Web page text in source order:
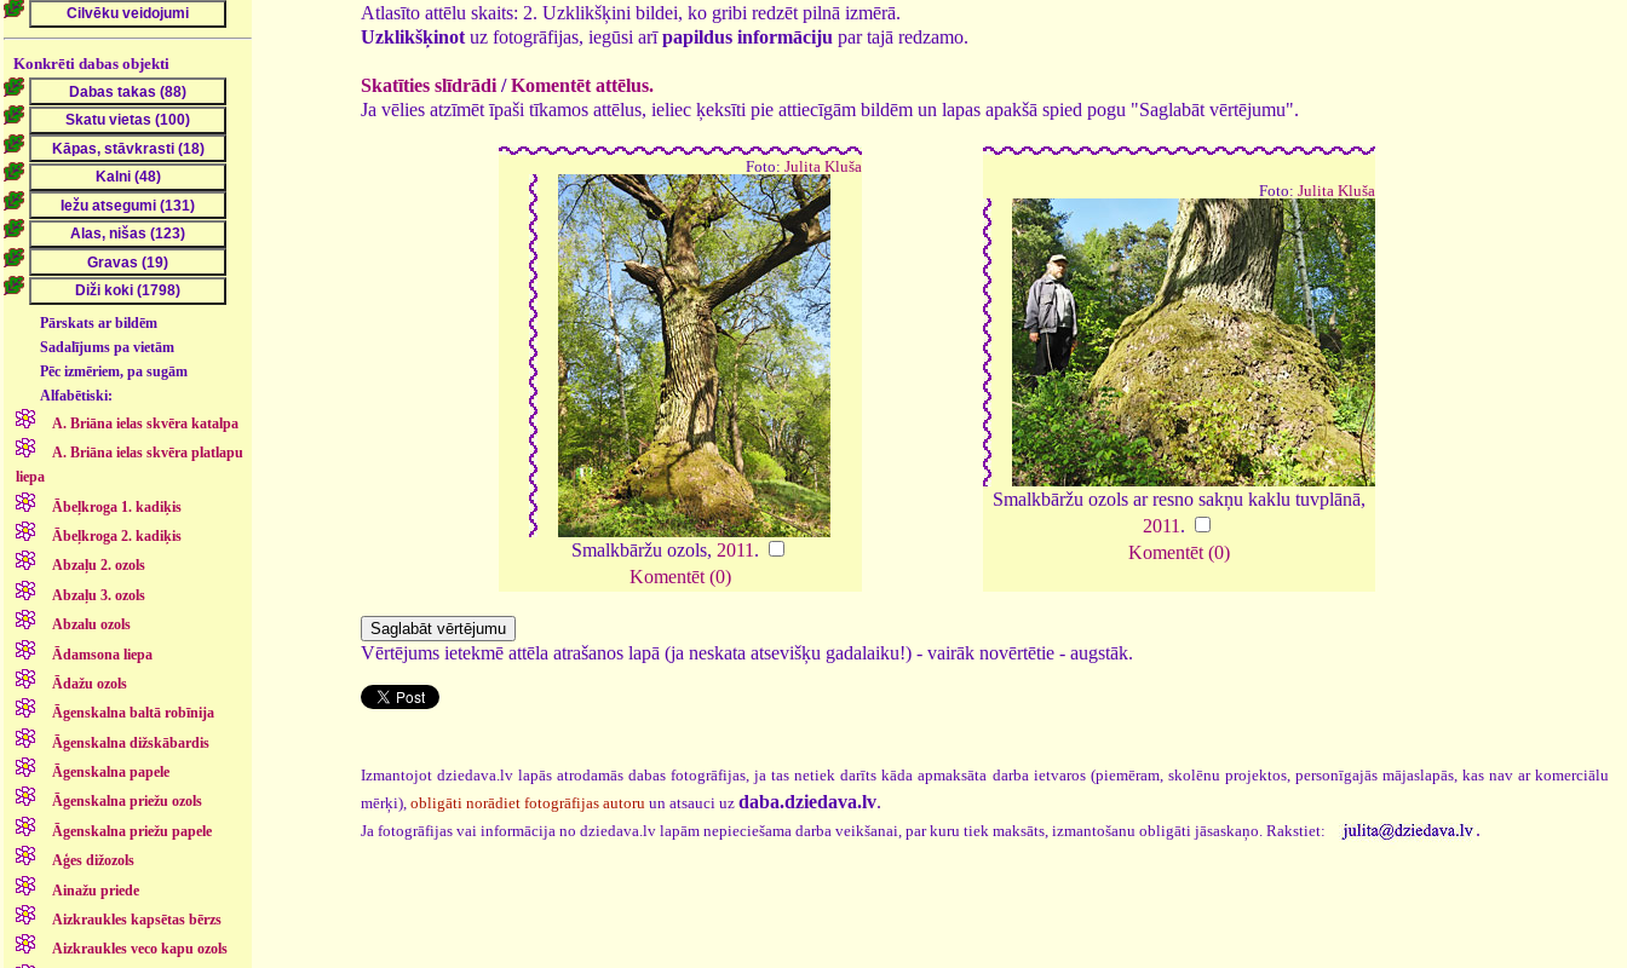
Konkrēti dabas objekti
Pārskats ar bildēm
Sadalījums pa vietām
Pēc izmēriem, pa sugām
Alfabētiski:
A. Briāna ielas skvēra katalpa
A. Briāna ielas skvēra platlapu
liepa
Ābeļkroga 1. kadiķis
Ābeļkroga 2. kadiķis
Abzaļu 2. ozols
Abzaļu 3. ozols
Abzalu ozols
Ādamsona liepa
Ādažu ozols
Āgenskalna baltā robīnija
Āgenskalna dižskābardis
Āgenskalna papele
Āgenskalna priežu ozols
Āgenskalna priežu papele
Aģes dižozols
Ainažu priede
Aizkraukles kapsētas bērzs
Aizkraukles veco kapu ozols
Atlasīto attēlu skaits: 2. Uzklikšķini bildei, ko gribi redzēt pilnā izmērā.
Uzklikšķinot uz fotogrāfijas, iegūsi arīpapildus informāciju par tajā redzamo.
Skatīties slīdrādi /Komentēt attēlus.
Ja vēlies atzīmēt īpaši tīkamos attēlus, ieliec ķeksīti pie attiecīgām bildēm un lapas apakšā spied pogu "Saglabāt vērtējumu".
Foto: Julita Kluša
Smalkbāržu ozols, 2011 .
Komentēt (0)
Foto: Julita Kluša
Smalkbāržu ozols ar resno sakņu kaklu tuvplānā,
2011 .
Komentēt (0)
Vērtējums ietekmē attēla atrašanos lapā (ja neskata atsevišķu gadalaiku!) - vairāk novērtētie - augstāk.
Izmantojot dziedava.lv lapās atrodamās dabas fotogrāfijas, ja tas netiek darīts kāda apmaksāta darba ietvaros (piemēram, skolēnu projektos, personīgajās mājaslapās, kas nav ar komerciālu
mērķi), obligāti norādiet fotogrāfijas autoru un atsauci uz daba.dziedava.lv.
Ja fotogrāfijas vai informācija no dziedava.lv lapām nepieciešama darba veikšanai, par kuru tiek maksāts, izmantošanu obligāti jāsaskaņo. Rakstiet: .